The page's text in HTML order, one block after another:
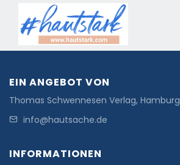
EIN ANGEBOT VON
Thomas Schwennesen Verlag, Hamburg
info@hautsache.de
INFORMATIONEN